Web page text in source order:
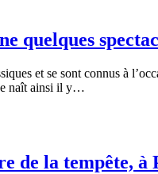
quelques
et se sont connus à
naît ainsi il y…
de la tempête, à